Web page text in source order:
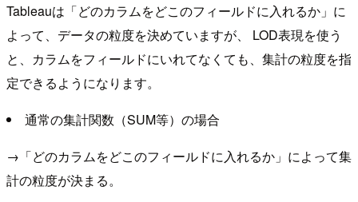
Tableauは「どのカラムをどこのフィールドに入れるか」に
よって、データの粒度を決めていますが、 LOD表現を使う
と、カラムをフィールドにいれてなくても、集計の粒度を指
定できるようになります。
通常の集計関数（SUM等）の場合
→「どのカラムをどこのフィールドに入れるか」によって集
計の粒度が決まる。